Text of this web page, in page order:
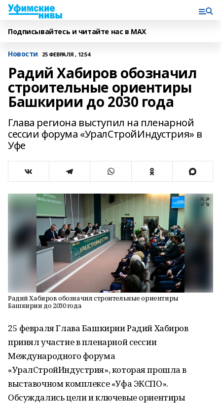
Подписывайтесь и читайте нас в MAX
Новости 25 ФЕВРАЛЯ , 12:54
Радий Хабиров обозначил
строительные ориентиры
Башкирии до 2030 года
Глава региона выступил на пленарной
сессии форума «УралСтройИндустрия» в
Уфе
Радий Хабиров обозначил строительные ориентиры
Башкирии до 2030 года
25 февраля Глава Башкирии Радий Хабиров
принял участие в пленарной сессии
Международного форума
«УралСтройИндустрия», которая прошла в
выставочном комплексе «Уфа ЭКСПО».
Обсуждались цели и ключевые ориентиры